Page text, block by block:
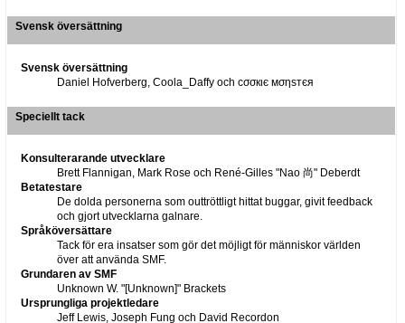
Svensk översättning
Svensk översättning
Daniel Hofverberg, Coola_Daffy och cσσкιє мσηѕтєя
Speciellt tack
Konsulterarande utvecklare
Brett Flannigan, Mark Rose och René-Gilles "Nao 尚" Deberdt
Betatestare
De dolda personerna som outtröttligt hittat buggar, givit feedback
och gjort utvecklarna galnare.
Språköversättare
Tack för era insatser som gör det möjligt för människor världen
över att använda SMF.
Grundaren av SMF
Unknown W. "[Unknown]" Brackets
Ursprungliga projektledare
Jeff Lewis, Joseph Fung och David Recordon